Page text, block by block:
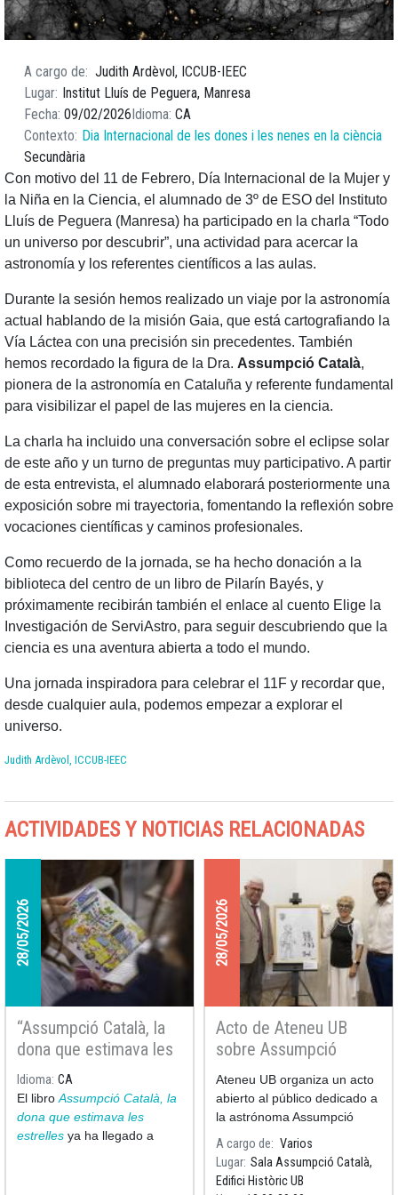
A cargo de
Judith Ardèvol, ICCUB-IEEC
Lugar
Institut Lluís de Peguera, Manresa
Fecha 09/02/2026 Idioma CA
Contexto
Dia Internacional de les dones i les nenes en la ciència
Secundària
Con motivo del 11 de Febrero, Día Internacional de la Mujer y
la Niña en la Ciencia, el alumnado de 3º de ESO del Instituto
Lluís de Peguera (Manresa) ha participado en la charla “Todo
un universo por descubrir”, una actividad para acercar la
astronomía y los referentes científicos a las aulas.
Durante la sesión hemos realizado un viaje por la astronomía
actual hablando de la misión Gaia, que está cartografiando la
Vía Láctea con una precisión sin precedentes. También
hemos recordado la figura de la Dra. Assumpció Català,
pionera de la astronomía en Cataluña y referente fundamental
para visibilizar el papel de las mujeres en la ciencia.
La charla ha incluido una conversación sobre el eclipse solar
de este año y un turno de preguntas muy participativo. A partir
de esta entrevista, el alumnado elaborará posteriormente una
exposición sobre mi trayectoria, fomentando la reflexión sobre
vocaciones científicas y caminos profesionales.
Como recuerdo de la jornada, se ha hecho donación a la
biblioteca del centro de un libro de Pilarín Bayés, y
próximamente recibirán también el enlace al cuento Elige la
Investigación de ServiAstro, para seguir descubriendo que la
ciencia es una aventura abierta a todo el mundo.
Una jornada inspiradora para celebrar el 11F y recordar que,
desde cualquier aula, podemos empezar a explorar el
universo.
Judith Ardèvol, ICCUB-IEEC
ACTIVIDADES Y NOTICIAS RELACIONADAS
28/05/2026
“Assumpció Català, la
dona que estimava les
estrelles” llega a todas
las bibliotecas de
Cataluña
Idioma CA
El libroAssumpció Català, la
dona que estimava les
estrelles ya ha llegado a
28/05/2026
Acto de Ateneu UB
sobre Assumpció
Català y presentación
del dibujo de Pilarín
Bayés dedicado a la
astrónoma
Ateneu UB organiza un acto
abierto al público dedicado a
la astrónoma Assumpció
Català con la presentación
del libro Assumpció Català, la
mujer que amaba las
estrellas, así como del dibujo
A cargo de
Varios
Lugar Sala Assumpció Català,
Edifici Històric UB